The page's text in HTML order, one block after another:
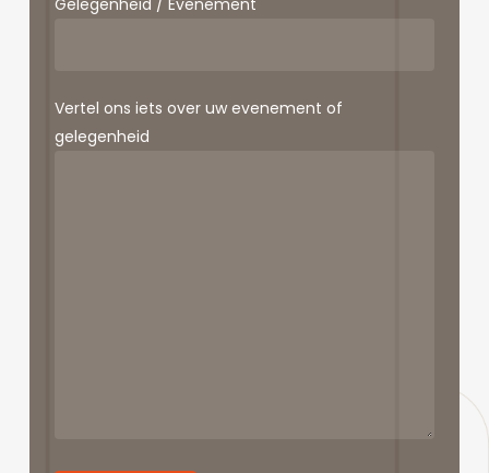
Vertel ons iets over uw evenement of
gelegenheid